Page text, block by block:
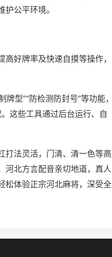
公平环境。
好牌率及快速自摸等操作，
型”“防检测防封号”等功能，
这些工具通过后台运行、自
打法灵活，门清、清一色等高
河北方言配音亲切地道，真人
松体验正宗河北麻将，深受全